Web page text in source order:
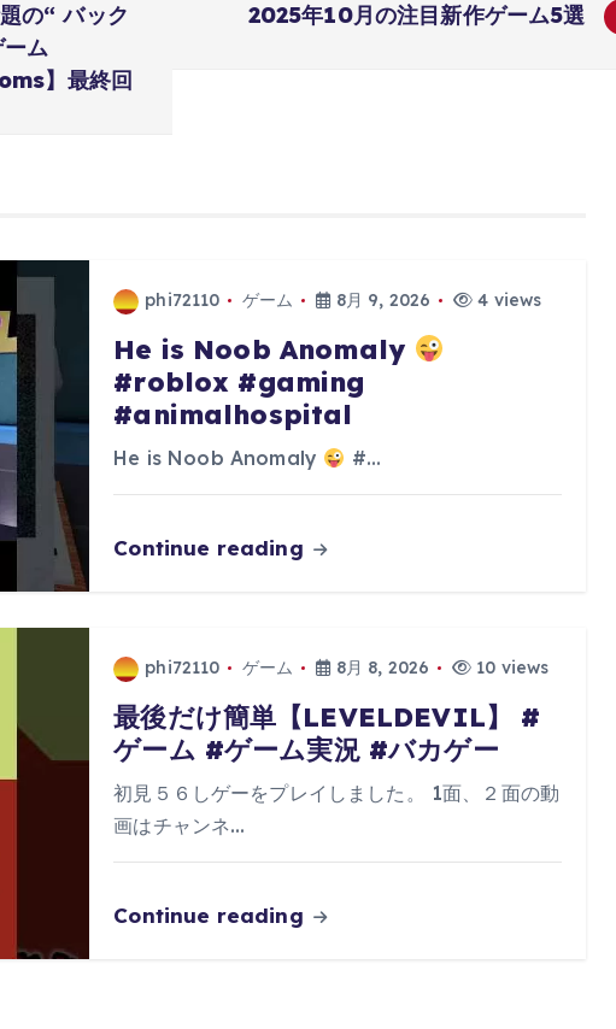
の“ バック
ム
】最終回
2025年10月の注目新作ゲーム5選
phi72110 ゲーム 8月 9, 2026 4 views
He is Noob Anomaly
#roblox #gaming
#animalhospital
He is Noob Anomaly #…
Continue reading
phi72110 ゲーム 8月 8, 2026 10 views
最後だけ簡単【LEVELDEVIL】 #
ゲーム #ゲーム実況 #バカゲー
初見５６しゲーをプレイしました。 1面、２面の動
画はチャンネ…
Continue reading